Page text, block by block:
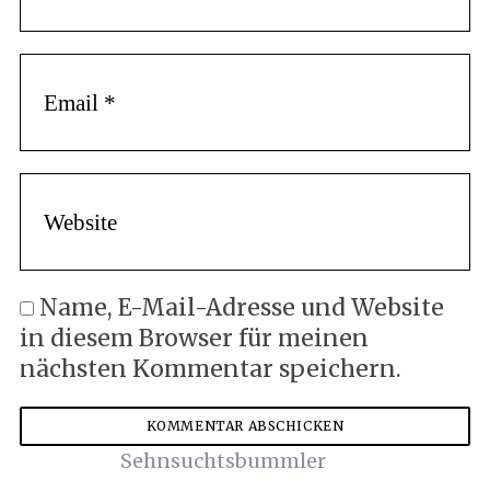
Name, E-Mail-Adresse und Website
in diesem Browser für meinen
nächsten Kommentar speichern.
Sehnsuchtsbummler